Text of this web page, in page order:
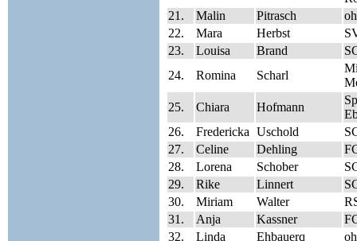
21.
Malin Pitrasch
22.
Mara Herbst
23.
Louisa Brand
24.
Romina Scharl
25.
Chiara Hofmann
26.
Fredericka Uschold
27.
Celine Dehling
28.
Lorena Schober
29.
Rike Linnert
30.
Miriam Walter
31.
Anja Kassner
32.
Linda Ehbauerq